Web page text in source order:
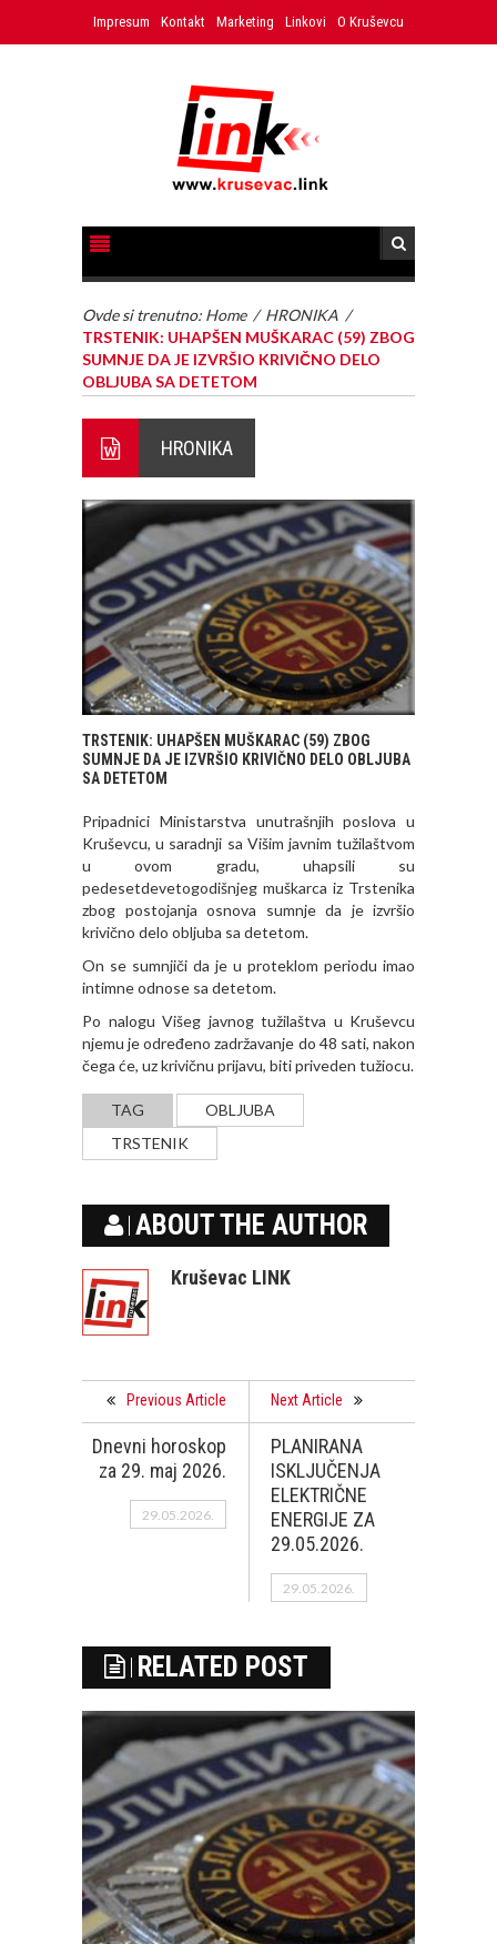
Impresum Kontakt Marketing Linkovi O Kruševcu
Ovde si trenutno: Home / HRONIKA /
TRSTENIK: UHAPŠEN MUŠKARAC (59) ZBOG
SUMNJE DA JE IZVRŠIO KRIVIČNO DELO
OBLJUBA SA DETETOM
HRONIKA
TRSTENIK: UHAPŠEN MUŠKARAC (59) ZBOG
SUMNJE DA JE IZVRŠIO KRIVIČNO DELO OBLJUBA
SA DETETOM
Pripadnici Ministarstva unutrašnjih poslova u
Kruševcu, u saradnji sa Višim javnim tužilaštvom
u ovom gradu, uhapsili su
pedesetdevetogodišnjeg muškarca iz Trstenika
zbog postojanja osnova sumnje da je izvršio
krivično delo obljuba sa detetom.
On se sumnjiči da je u proteklom periodu imao
intimne odnose sa detetom.
Po nalogu Višeg javnog tužilaštva u Kruševcu
njemu je određeno zadržavanje do 48 sati, nakon
čega će, uz krivičnu prijavu, biti priveden tužiocu.
TAG
OBLJUBA
TRSTENIK
ABOUT THE AUTHOR
Kruševac LINK
Previous Article
Dnevni horoskop
za 29. maj 2026.
29.05.2026.
Next Article
PLANIRANA
ISKLJUČENJA
ELEKTRIČNE
ENERGIJE ZA
29.05.2026.
29.05.2026.
RELATED POST